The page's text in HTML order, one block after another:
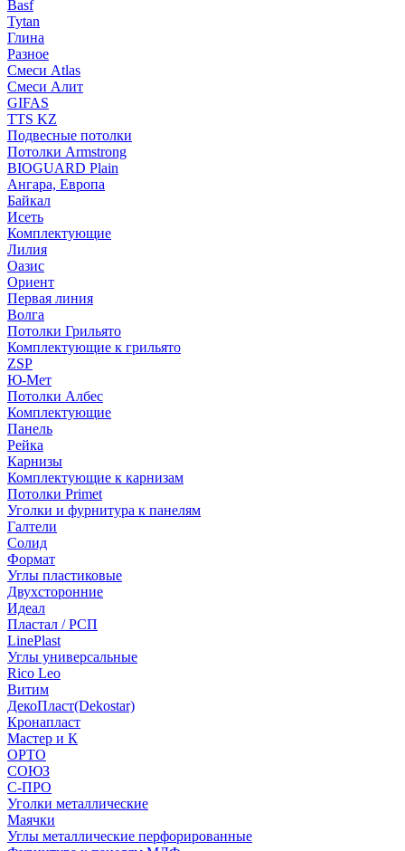
Basf
Tytan
Глина
Разное
Смеси Atlas
Смеси Алит
GIFAS
TTS KZ
Подвесные потолки
Потолки Armstrong
BIOGUARD Plain
Ангара, Европа
Байкал
Исеть
Комплектующие
Лилия
Оазис
Ориент
Первая линия
Волга
Потолки Грильято
Комплектующие к грильято
ZSP
Ю-Мет
Потолки Албес
Комплектующие
Панель
Рейка
Карнизы
Комплектующие к карнизам
Потолки Primet
Уголки и фурнитура к панелям
Галтели
Солид
Формат
Углы пластиковые
Двухсторонние
Идеал
Пластал / РСП
LinePlast
Углы универсальные
Rico Leo
Витим
ДекоПласт(Dekostar)
Кронапласт
Мастер и К
ОРТО
СОЮЗ
С-ПРО
Уголки металлические
Маячки
Углы металлические перфорированные